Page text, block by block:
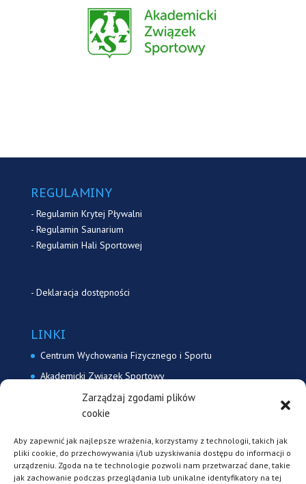
Zarządzaj zgodami plików
cookie
Aby zapewnić jak najlepsze wrażenia, korzystamy z technologii, takich jak
pliki cookie, do przechowywania i/lub uzyskiwania dostępu do informacji o
urządzeniu. Zgoda na te technologie pozwoli nam przetwarzać dane, takie
jak zachowanie podczas przeglądania lub unikalne identyfikatory na tej
REGULAMINY
- Regulamin Krytej Pływalni
- Regulamin Saunarium
- Regulamin Hali Sportowej
- Deklaracja dostępności
LINKI
Centrum Wychowania Fizycznego i Sportu
Akademicki Związek Sportowy
Akademicki Związek Sportowy Uniwersytetu Śląskiego
Akademicki Związek Sportowy Katowice
KONTAKT